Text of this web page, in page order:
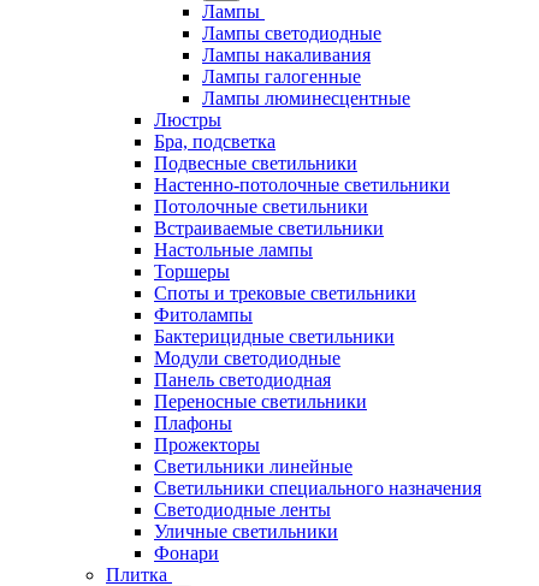
Лампы
Лампы светодиодные
Лампы накаливания
Лампы галогенные
Лампы люминесцентные
Люстры
Бра, подсветка
Подвесные светильники
Настенно-потолочные светильники
Потолочные светильники
Встраиваемые светильники
Настольные лампы
Торшеры
Споты и трековые светильники
Фитолампы
Бактерицидные светильники
Модули светодиодные
Панель светодиодная
Переносные светильники
Плафоны
Прожекторы
Светильники линейные
Светильники специального назначения
Светодиодные ленты
Уличные светильники
Фонари
Плитка